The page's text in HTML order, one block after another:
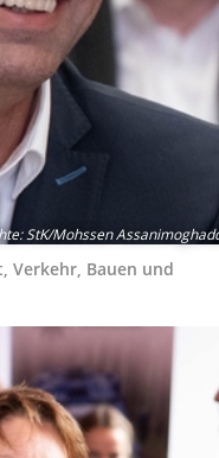
:StK/Mohssen
Verkehr, Bauen und